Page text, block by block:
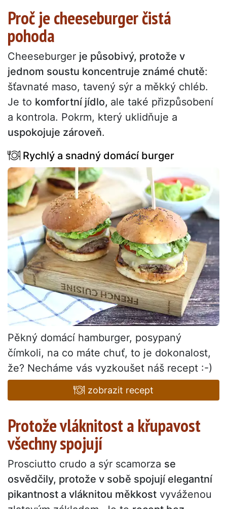
Proč je cheeseburger čistá
pohoda
Cheeseburger je působivý, protože v
jednom soustu koncentruje známé chutě:
šťavnaté maso, tavený sýr a měkký chléb.
Je to komfortní jídlo, ale také přizpůsobení
a kontrola. Pokrm, který uklidňuje a
uspokojuje zároveň.
Rychlý a snadný domácí burger
Pěkný domácí hamburger, posypaný
čímkoli, na co máte chuť, to je dokonalost,
že? Necháme vás vyzkoušet náš recept :-)
zobrazit recept
Protože vláknitost a křupavost
všechny spojují
Prosciutto crudo a sýr scamorza se
osvědčily, protože v sobě spojují elegantní
pikantnost a vláknitou měkkost vyváženou